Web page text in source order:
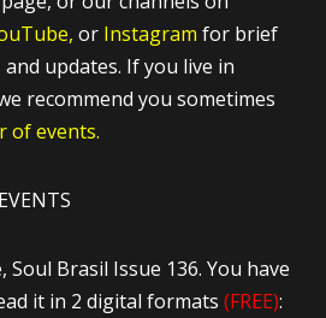
or Instagram for brief
updates. If you live in
recommend you sometimes
of events.
Soul Brasil Issue 136. You have
it in 2 digital formats(FREE):